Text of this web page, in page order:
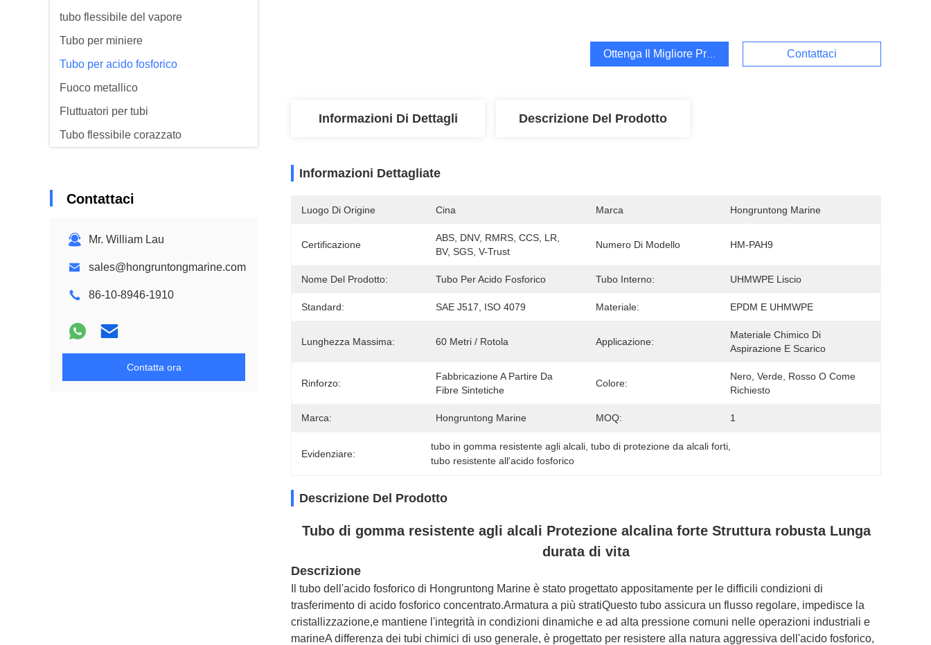
tubo flessibile del vapore
Tubo per miniere
Tubo per acido fosforico
Fuoco metallico
Fluttuatori per tubi
Tubo flessibile corazzato
Contattaci
Mr. William Lau
sales@hongruntongmarine.com
86-10-8946-1910
Contatta ora
Ottenga Il Migliore Prezzo Contattaci
Informazioni Di Dettagli Descrizione Del Prodotto
Informazioni Dettagliate
Luogo Di Origine Cina Marca Hongruntong Marine
Certificazione
ABS, DNV, RMRS, CCS, LR,
BV, SGS, V-Trust
Numero Di Modello HM-PAH9
Nome Del Prodotto: Tubo Per Acido Fosforico Tubo Interno: UHMWPE Liscio
Standard: SAE J517, ISO 4079 Materiale: EPDM E UHMWPE
Lunghezza Massima: 60 Metri / Rotola Applicazione:
Materiale Chimico Di
Aspirazione E Scarico
Rinforzo:
Fabbricazione A Partire Da
Fibre Sintetiche
Colore:
Nero, Verde, Rosso O Come
Richiesto
Marca: Hongruntong Marine MOQ: 1
Evidenziare:
tubo in gomma resistente agli alcali , tubo di protezione da alcali forti
tubo resistente all'acido fosforico
Descrizione Del Prodotto
Tubo di gomma resistente agli alcali Protezione alcalina forte Struttura robusta Lunga
durata di vita
Descrizione
Il tubo dell'acido fosforico di Hongruntong Marine è stato progettato appositamente per le difficili condizioni di
trasferimento di acido fosforico concentrato.Armatura a più stratiQuesto tubo assicura un flusso regolare, impedisce la
cristallizzazione,e mantiene l'integrità in condizioni dinamiche e ad alta pressione comuni nelle operazioni industriali e
marineA differenza dei tubi chimici di uso generale, è progettato per resistere alla natura aggressiva dell'acido fosforico,